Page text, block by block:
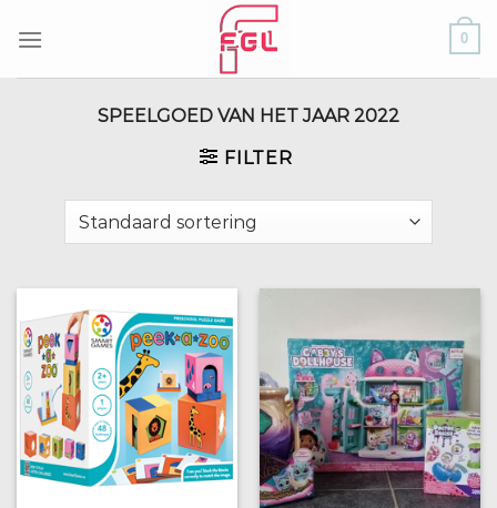
0
SPEELGOED VAN HET JAAR 2022
FILTER